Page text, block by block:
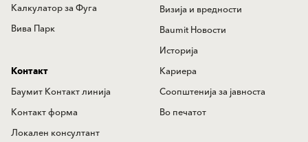
Калкулатор за Фуга
Вива Парк
Визија и вредности
Baumit Новости
Историја
Кариера
Соопштенија за јавноста
Во печатот
Контакт
Баумит Контакт линија
Контакт форма
Локален консултант